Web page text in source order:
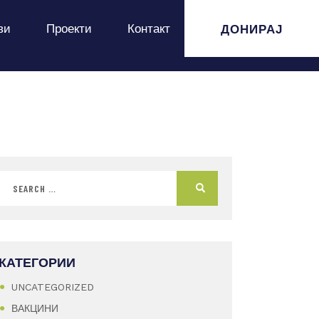
Проекти Контакт ДОНИРАЈ
КАТЕГОРИИ
UNCATEGORIZED
ВАКЦИНИ